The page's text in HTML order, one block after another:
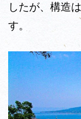
したが、構造
す。